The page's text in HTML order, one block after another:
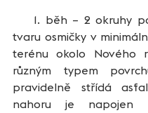
tvaru osmičky v
terénu okolo Nového
různým typem
pravidelně střídá
nahoru je napojen